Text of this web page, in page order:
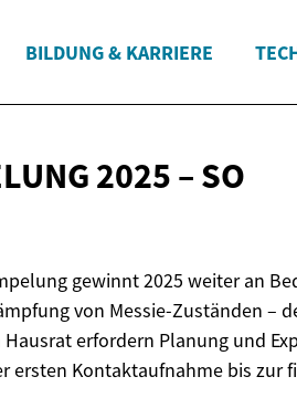
BILDUNG & KARRIERE
2025 – SO
gewinnt 2025 weiter an
von Messie-Zuständen –
erfordern Planung und
ersten Kontaktaufnahme bis zur